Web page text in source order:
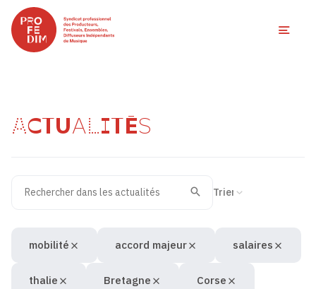
ACTUALITÉS
Recherche
Valider
mobilité accord majeur salaires
thalie Bretagne Corse